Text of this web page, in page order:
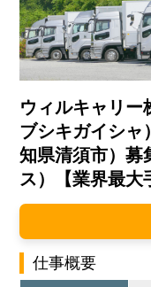
ウィルキャリー
ブシキガイシャ
知県清須市）募
ス）【業界最大
仕事概要